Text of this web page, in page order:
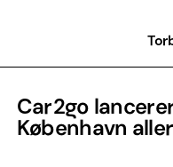
Car2go
København